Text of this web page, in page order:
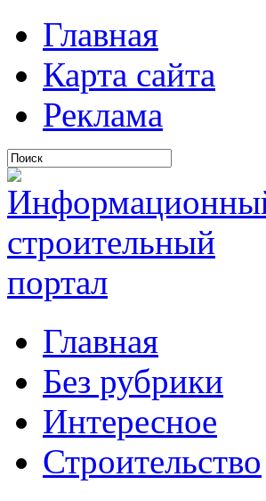
Главная
Карта сайта
Реклама
Главная
Без рубрики
Интересное
Строительство